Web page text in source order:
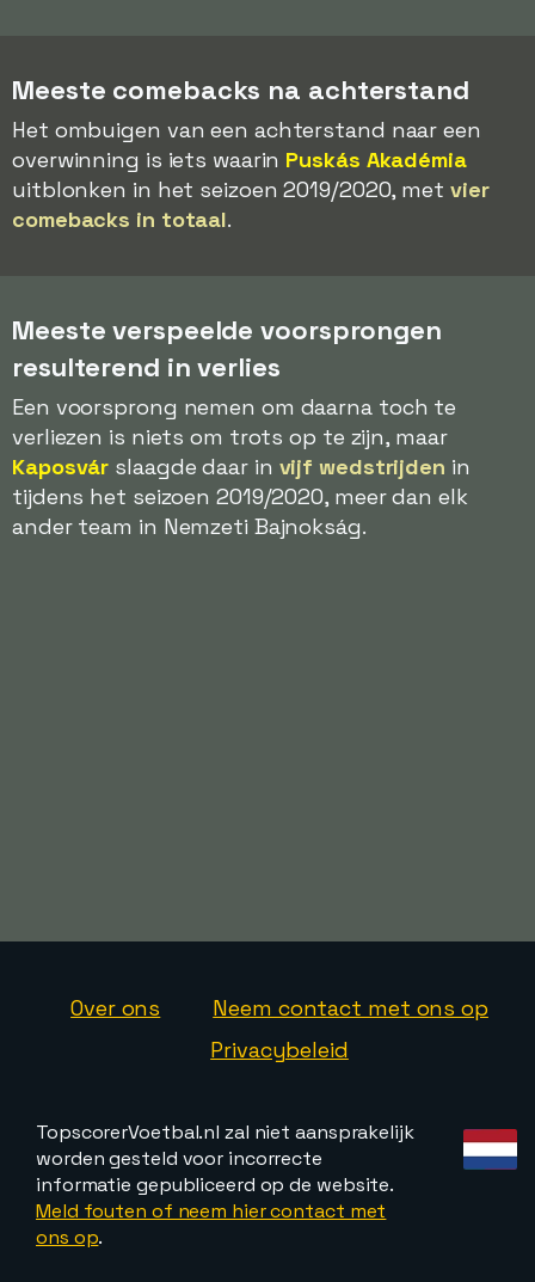
Meeste comebacks na achterstand
Het ombuigen van een achterstand naar een
overwinning is iets waarin Puskás Akadémia
uitblonken in het seizoen 2019/2020, met vier
comebacks in totaal.
Meeste verspeelde voorsprongen
resulterend in verlies
Een voorsprong nemen om daarna toch te
verliezen is niets om trots op te zijn, maar
Kaposvár slaagde daar in vijf wedstrijden in
tijdens het seizoen 2019/2020, meer dan elk
ander team in Nemzeti Bajnokság.
Over ons
Neem contact met ons op
Privacybeleid
TopscorerVoetbal.nl zal niet aansprakelijk
worden gesteld voor incorrecte
informatie gepubliceerd op de website.
Meld fouten of neem hier contact met
ons op.